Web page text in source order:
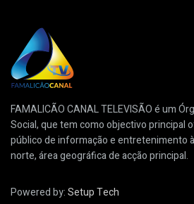
FAMALICÃO CANAL TELEVISÃO é um
Social, que tem como objectivo principal
público de informação e entretenimento
norte, área geográfica de acção principal.
Powered by:Setup Tech